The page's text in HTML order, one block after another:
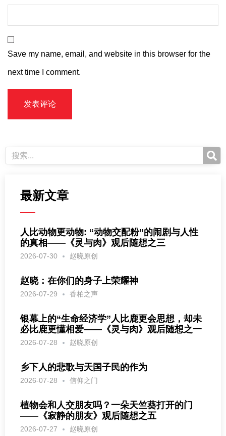
Save my name, email, and website in this browser for the
next time I comment.
最新文章
人比动物更动物: “动物交配粉”的闹剧与人性
的真相——《灵与肉》观后随想之三
2026-07-30 赵晓原创
赵晓：在你们的身子上荣耀神
2026-07-29 香柏之声
银幕上的“生命经济学”人比鹿更会思想，却未
必比鹿更懂相爱——《灵与肉》观后随想之一
2026-07-28 赵晓原创
乡下人的悲歌与天国子民的作为
2026-07-28 信仰之门
植物会和人交朋友吗？一朵天竺葵打开的门
——《寂静的朋友》观后随想之五
2026-07-27 赵晓原创